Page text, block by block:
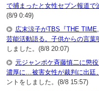
で捕まったと女性セブン報道で
(8/9 0:49)
広末涼子がTBS『THE
芸能活動語る。子供からの言葉
しました。(8/8 20:07)
元ジャンポケ斉藤慎二に懲
濃厚に…被害女性が裁判に出廷
ントをしました。(8/8 15:57)